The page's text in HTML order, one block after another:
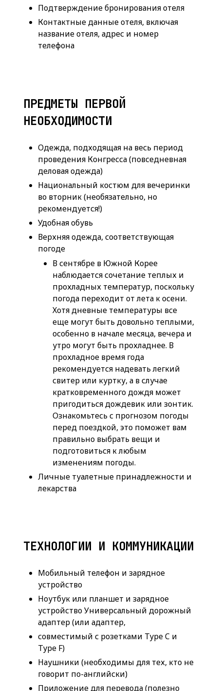
Подтверждение бронирования отеля
Контактные данные отеля, включая
название отеля, адрес и номер
телефона
ПРЕДМЕТЫ ПЕРВОЙ
НЕОБХОДИМОСТИ
Одежда, подходящая на весь период
проведения Конгресса (повседневная
деловая одежда)
Национальный костюм для вечеринки
во вторник (необязательно, но
рекомендуется!)
Удобная обувь
Верхняя одежда, соответствующая
погоде
В сентябре в Южной Корее
наблюдается сочетание теплых и
прохладных температур, поскольку
погода переходит от лета к осени.
Хотя дневные температуры все
еще могут быть довольно теплыми,
особенно в начале месяца, вечера и
утро могут быть прохладнее. В
прохладное время года
рекомендуется надевать легкий
свитер или куртку, а в случае
кратковременного дождя может
пригодиться дождевик или зонтик.
Ознакомьтесь с прогнозом погоды
перед поездкой, это поможет вам
правильно выбрать вещи и
подготовиться к любым
изменениям погоды.
Личные туалетные принадлежности и
лекарства
ТЕХНОЛОГИИ И КОММУНИКАЦИИ
Мобильный телефон и зарядное
устройство
Ноутбук или планшет и зарядное
устройство Универсальный дорожный
адаптер (или адаптер,
совместимый с розетками Type C и
Type F)
Наушники (необходимы для тех, кто не
говорит по-английски)
Приложение для перевода (полезно